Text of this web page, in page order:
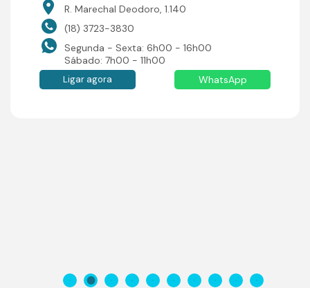
R. Marechal Deodoro, 1.140
(18) 3723-3830
Segunda - Sexta: 6h00 - 16h00
Sábado: 7h00 - 11h00
Ligar agora WhatsApp